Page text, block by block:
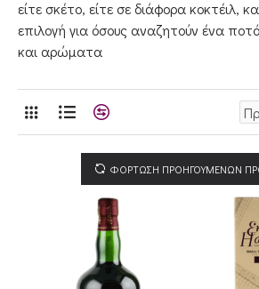
είτε σκέτο, είτε σε διάφορα κοκτέιλ,
επιλογή για όσους αναζητούν ένα
και αρώματα
ΦΟΡΤΩΣΗ ΠΡΟΗΓΟΥΜΕΝΩΝ